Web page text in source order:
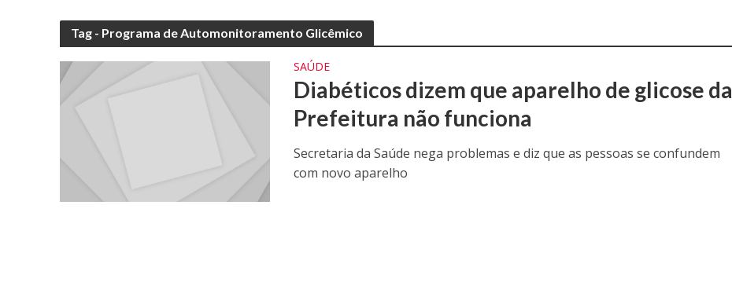
Tag - Programa de Automonitoramento Glicêmico
SAÚDE
Diabéticos dizem que aparelho de glicose da
Prefeitura não funciona
Secretaria da Saúde nega problemas e diz que as pessoas se confundem
com novo aparelho